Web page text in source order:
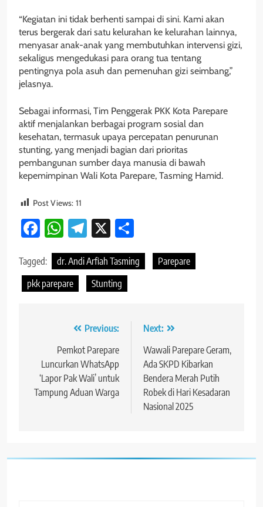
“Kegiatan ini tidak berhenti sampai di sini. Kami akan
terus bergerak dari satu kelurahan ke kelurahan lainnya,
menyasar anak-anak yang membutuhkan intervensi gizi,
sekaligus mengedukasi para orang tua tentang
pentingnya pola asuh dan pemenuhan gizi seimbang,”
jelasnya.
Sebagai informasi, Tim Penggerak PKK Kota Parepare
aktif menjalankan berbagai program sosial dan
kesehatan, termasuk upaya percepatan penurunan
stunting, yang menjadi bagian dari prioritas
pembangunan sumber daya manusia di bawah
kepemimpinan Wali Kota Parepare, Tasming Hamid.
Post Views: 11
Facebook
WhatsApp
Telegram
X
Tagged: dr. Andi Arfiah Tasming
Parepare
pkk parepare
Stunting
Navigasi Previous:
Pemkot Parepare
Luncurkan WhatsApp
‘Lapor Pak Wali’ untuk
Tampung Aduan Warga
Next:
Wawali Parepare Geram,
Ada SKPD Kibarkan
Bendera Merah Putih
Robek di Hari Kesadaran
Nasional 2025